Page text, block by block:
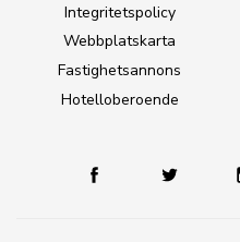
Integritetspolicy
Webbplatskarta
Fastighetsannons
Hotelloberoende